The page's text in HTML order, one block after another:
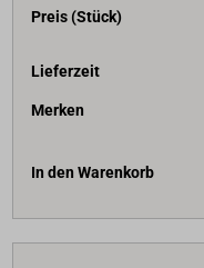
Preis (Stück)
Lieferzeit
Merken
In den Warenkorb